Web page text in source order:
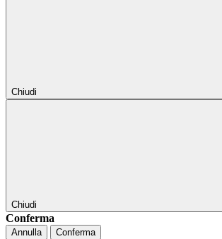
Chiudi
Chiudi
Conferma
Annulla Conferma